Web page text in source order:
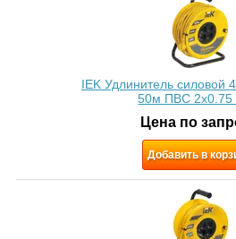
IEK Удлинитель силовой
50м ПВС
Цена по
Добавить в